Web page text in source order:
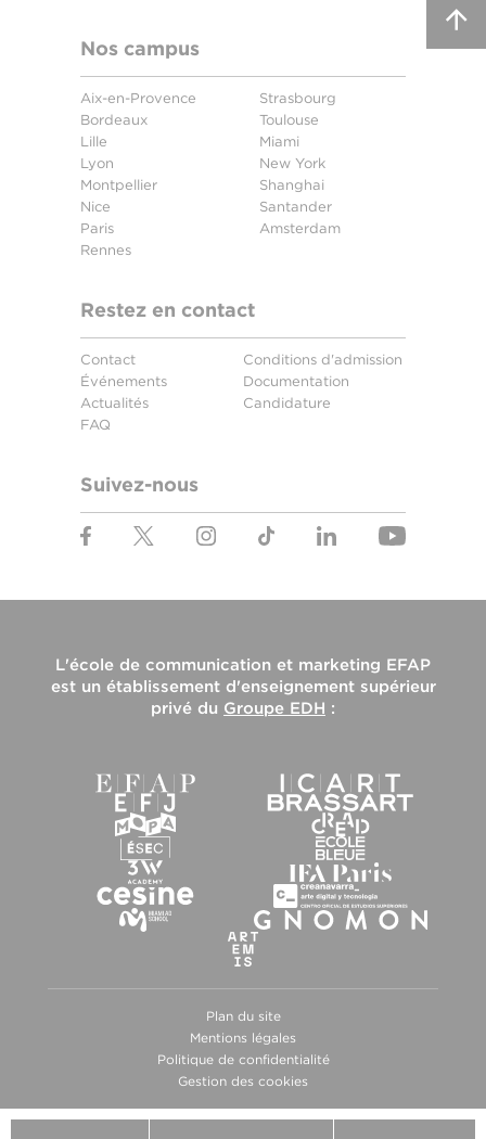
Nos campus
Aix-en-Provence
Bordeaux
Lille
Lyon
Montpellier
Nice
Paris
Rennes
Strasbourg
Toulouse
Miami
New York
Shanghai
Santander
Amsterdam
Restez en contact
Contact
Événements
Actualités
FAQ
Conditions d'admission
Documentation
Candidature
Suivez-nous
L'école de communication et marketing EFAP
est un établissement d'enseignement supérieur
privé du Groupe EDH :
Plan du site
Mentions légales
Politique de confidentialité
Gestion des cookies